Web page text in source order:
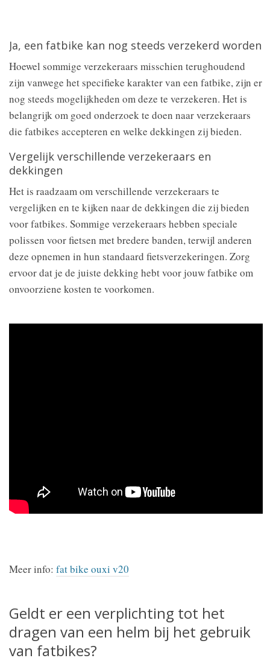
Ja, een fatbike kan nog steeds verzekerd worden
Hoewel sommige verzekeraars misschien terughoudend
zijn vanwege het specifieke karakter van een fatbike, zijn er
nog steeds mogelijkheden om deze te verzekeren. Het is
belangrijk om goed onderzoek te doen naar verzekeraars
die fatbikes accepteren en welke dekkingen zij bieden.
Vergelijk verschillende verzekeraars en
dekkingen
Het is raadzaam om verschillende verzekeraars te
vergelijken en te kijken naar de dekkingen die zij bieden
voor fatbikes. Sommige verzekeraars hebben speciale
polissen voor fietsen met bredere banden, terwijl anderen
deze opnemen in hun standaard fietsverzekeringen. Zorg
ervoor dat je de juiste dekking hebt voor jouw fatbike om
onvoorziene kosten te voorkomen.
Meer info: fat bike ouxi v20
Geldt er een verplichting tot het
dragen van een helm bij het gebruik
van fatbikes?